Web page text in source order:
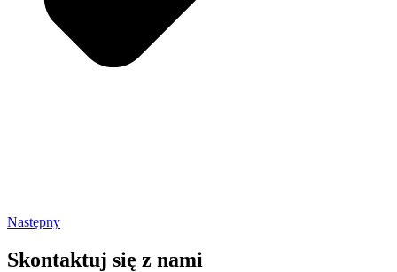
Następny
Skontaktuj się z nami